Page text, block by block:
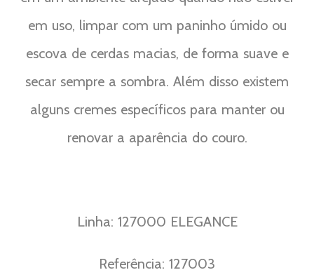
em uso, limpar com um paninho úmido ou
escova de cerdas macias, de forma suave e
secar sempre a sombra. Além disso existem
alguns cremes específicos para manter ou
renovar a aparência do couro.
Linha: 127000 ELEGANCE
Referência: 127003